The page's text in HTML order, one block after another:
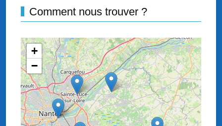
Comment nous trouver ?
+
−